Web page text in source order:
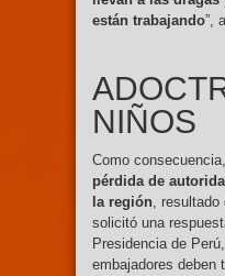
están trabajando”,
NIÑOS
Como
pérdida de
la región, resultado
solicitó una
Presidencia de
embajadores deben